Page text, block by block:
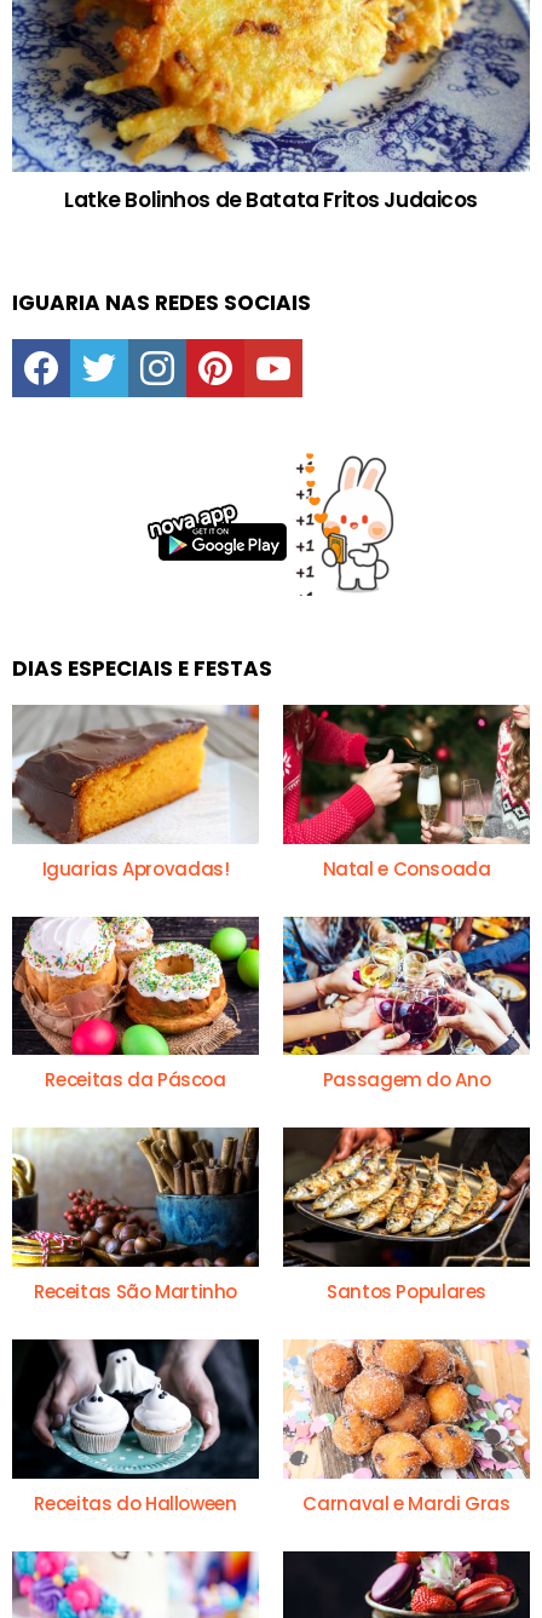
Latke Bolinhos de Batata Fritos Judaicos
IGUARIA NAS REDES SOCIAIS
facebooktwitter instagrampinterestyoutube
DIAS ESPECIAIS E FESTAS
Iguarias Aprovadas! Natal e Consoada
Receitas da Páscoa Passagem do Ano
Receitas São Martinho Santos Populares
Receitas do Halloween Carnaval e Mardi Gras